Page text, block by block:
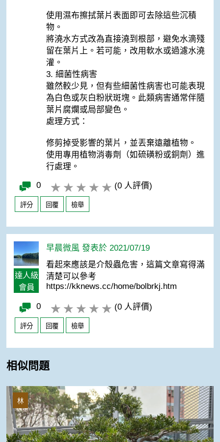
使用濕布擦拭葉片表面即可去除這些沉積
物。
將澆水方式改為直接澆到根部，避免水滴殘
留在葉片上。若可能，改用軟水或過濾水澆
灌。
3. 細菌性病害
雖然較少見，但有些細菌性病害也可能表現
為白色或灰白粉狀斑塊。此類病害通常伴隨
葉片腐爛或局部變色。
處理方式：
修剪掉受影響的葉片，並丟棄遠離植物。
使用專用植物消毒劑（如硫磺粉或銅劑）進
行處理。
0 (0 人評價)
評分 回覆 檢舉
達人級
會員
早晨微風 發表於 2021/07/19
看起來應該是介殼蟲危害，這篇文章寫得滿
清楚可以參考
https://kknews.cc/home/bolbrkj.htm
0 (0 人評價)
評分 回覆 檢舉
相似問題
羅漢松葉片乾枯
林